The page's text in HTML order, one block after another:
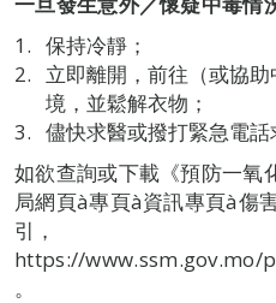
保持冷靜；
立即離開，前往（或協
境，並鬆解衣物；
儘快求醫或撥打緊急電話
如欲查詢或下載《預防一氧
局網頁à專頁à資訊專頁à傷
引，
https://www.ssm.gov.mo/
。